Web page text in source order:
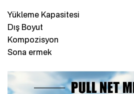
Yükleme Kapasitesi
Dış Boyut
Kompozisyon
Sona ermek